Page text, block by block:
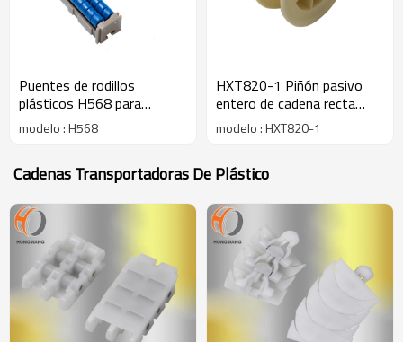
Puentes de rodillos
plásticos H568 para
transportadores y cadenas
de transición de rodillos con
modelo : H568
HXT820-1 Piñón pasivo
entero de cadena recta
para la cadena superior
plana H820
modelo : HXT820-1
Cadenas Transportadoras De Plástico